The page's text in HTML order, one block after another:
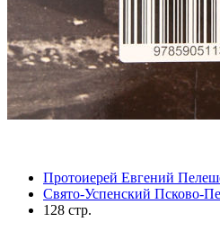
Протоиерей Евгений
Свято-Успенский Псково-
128 стр.